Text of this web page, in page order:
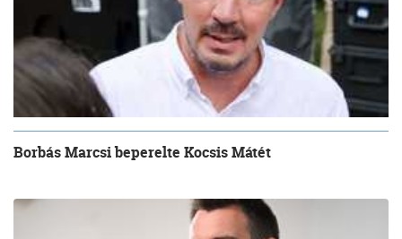
Borbás Marcsi beperelte Kocsis Mátét